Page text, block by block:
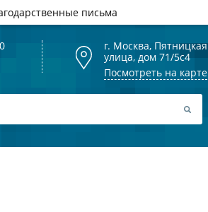
письма
г. Москва, Пятницкая
улица, дом 71/5с4
Посмотреть на карте